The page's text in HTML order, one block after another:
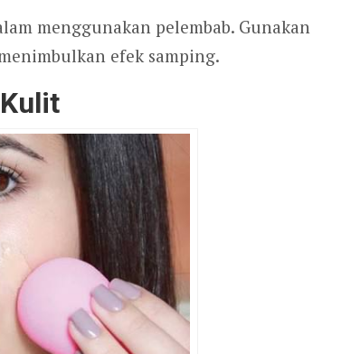
menggunakan pelembab. Gunakan
efek samping.